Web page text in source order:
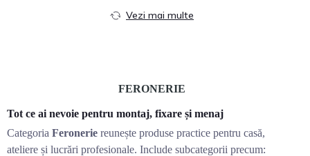
Vezi mai multe
FERONERIE
Tot ce ai nevoie pentru montaj, fixare și menaj
Categoria Feronerie reunește produse practice pentru casă,
ateliere și lucrări profesionale. Include subcategorii precum: